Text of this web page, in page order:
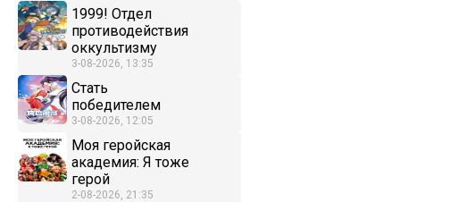
1999! Отдел
противодействия
оккультизму
3-08-2026, 13:35
Стать
победителем
3-08-2026, 12:05
Моя геройская
академия: Я тоже
герой
2-08-2026, 21:35